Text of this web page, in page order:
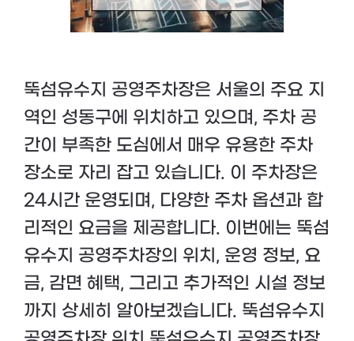
뚝섬유수지 공영주차장은 서울의 주요 지
역인 성동구에 위치하고 있으며, 주차 공
간이 부족한 도심에서 매우 유용한 주차
장소로 자리 잡고 있습니다. 이 주차장은
24시간 운영되며, 다양한 주차 옵션과 합
리적인 요금을 제공합니다. 이번에는 뚝섬
유수지 공영주차장의 위치, 운영 정보, 요
금, 감면 혜택, 그리고 추가적인 시설 정보
까지 상세히 알아보겠습니다. 뚝섬유수지